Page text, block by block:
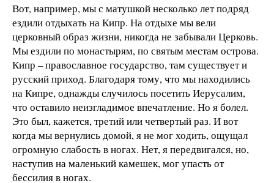
Вот, например, мы с матушкой несколько лет подряд
ездили отдыхать на Кипр. На отдыхе мы вели
церковный образ жизни, никогда не забывали Церковь.
Мы ездили по монастырям, по святым местам острова.
Кипр – православное государство, там существует и
русский приход. Благодаря тому, что мы находились
на Кипре, однажды случилось посетить Иерусалим,
что оставило неизгладимое впечатление. Но я болел.
Это был, кажется, третий или четвертый раз. И вот
когда мы вернулись домой, я не мог ходить, ощущал
огромную слабость в ногах. Нет, я передвигался, но,
наступив на маленький камешек, мог упасть от
бессилия в ногах.